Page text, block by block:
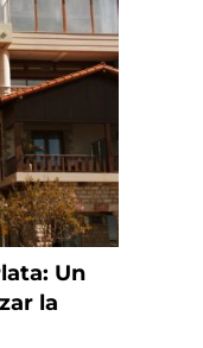
Un
la